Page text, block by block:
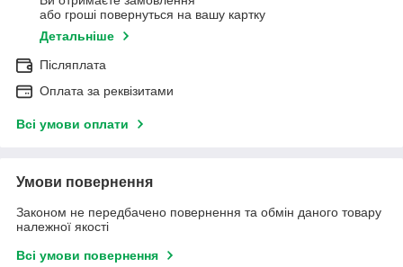
або гроші повернуться на вашу картку
Детальніше
Післяплата
Оплата за реквізитами
Всі умови оплати
Умови повернення
Законом не передбачено повернення та обмін даного товару
належної якості
Всі умови повернення